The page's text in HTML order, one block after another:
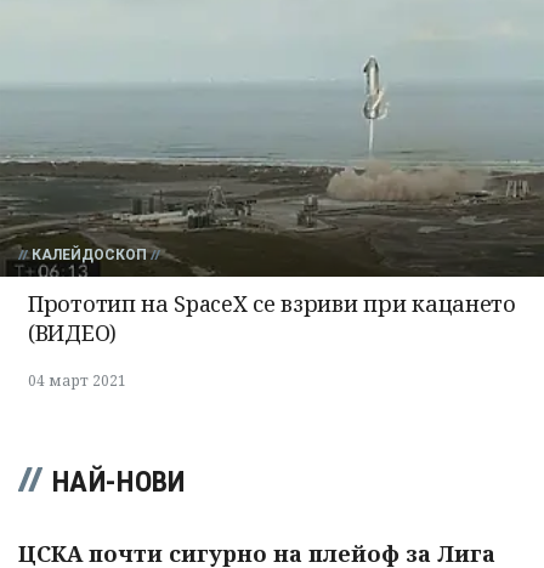
КАЛЕЙДОСКОП
Прототип на SpaceX се взриви при кацането
(ВИДЕО)
04 март 2021
НАЙ-НОВИ
ЦСКА почти сигурно на плейоф за Лига